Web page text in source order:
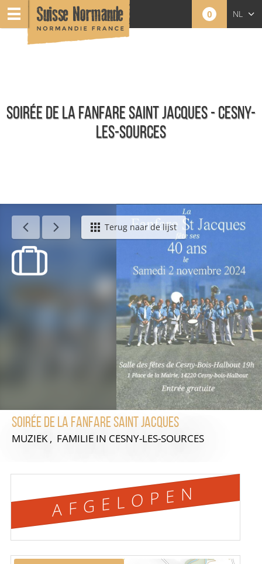
0 NL
SOIRÉE DE LA FANFARE SAINT JACQUES - CESNY-
LES-SOURCES
Agenda - NederlandsTerug naar de lijst
Soirée de la Fanfare Saint Jacques
MUZIEK , FAMILIE IN CESNY-LES-SOURCES
AFGELOPEN